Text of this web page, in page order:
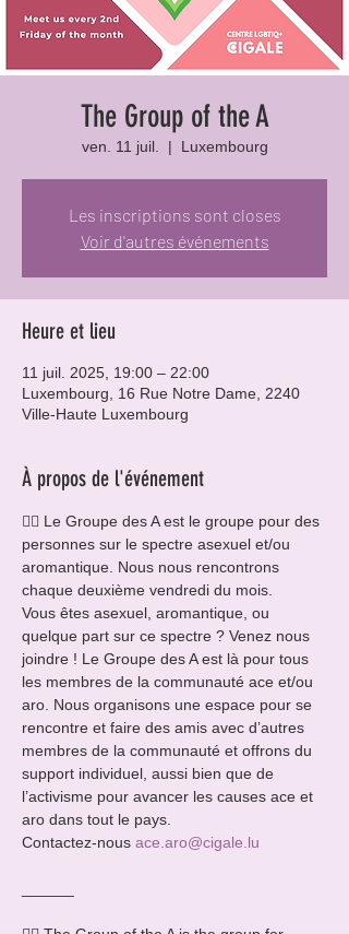
The Group of the A
ven. 11 juil.
  |
Luxembourg
Les inscriptions sont closes
Voir d'autres événements
Heure et lieu
11 juil. 2025, 19:00 – 22:00
Luxembourg, 16 Rue Notre Dame, 2240
Ville-Haute Luxembourg
À propos de l'événement
🏳️‍🌈 Le Groupe des A est le groupe pour des
personnes sur le spectre asexuel et/ou
aromantique. Nous nous rencontrons
chaque deuxième vendredi du mois.
Vous êtes asexuel, aromantique, ou
quelque part sur ce spectre ? Venez nous
joindre ! Le Groupe des A est là pour tous
les membres de la communauté ace et/ou
aro. Nous organisons une espace pour se
rencontre et faire des amis avec d’autres
membres de la communauté et offrons du
support individuel, aussi bien que de
l’activisme pour avancer les causes ace et
aro dans tout le pays.
Contactez-nous ace.aro@cigale.lu